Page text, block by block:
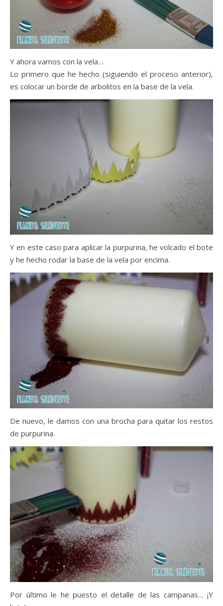
Y ahora vamos con la vela…
Lo primero que he hecho (siguiendo el proceso anterior),
es colocar un borde de arbolitos en la base de la vela.
Y en este caso para aplicar la purpurina, he volcado el bote
y he hecho rodar la base de la vela por encima.
De nuevo, le damos con una brocha para quitar los restos
de purpurina.
Por último le he puesto el detalle de las campanas… ¡Y